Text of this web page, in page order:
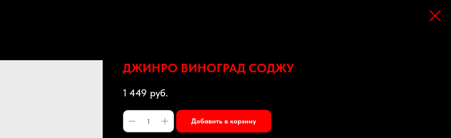
ДЖИНРО ВИНОГРАД СОДЖУ
1 449 руб.
Добавить в корзину